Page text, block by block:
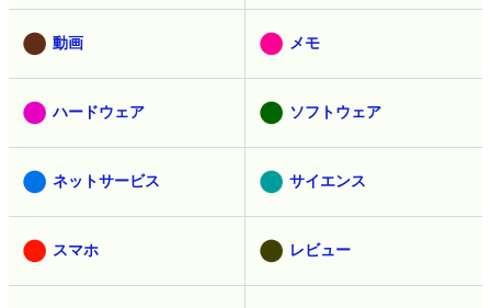
動画 メモ
ハードウェア ソフトウェア
ネットサービス サイエンス
スマホ レビュー